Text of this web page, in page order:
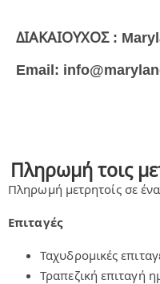
ΔΙΑΚΑΙΟΥΧΟΣ :
Email:
Πληρωμή τοις
Πληρωμή μετρητοίς σε
Επιταγές
Ταχυδρομικές
Τραπεζική επιταγή